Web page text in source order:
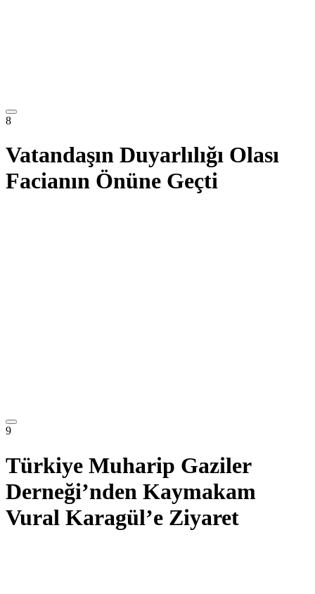
8
Vatandaşın Duyarlılığı Olası
Facianın Önüne Geçti
9
Türkiye Muharip Gaziler
Derneği’nden Kaymakam
Vural Karagül’e Ziyaret